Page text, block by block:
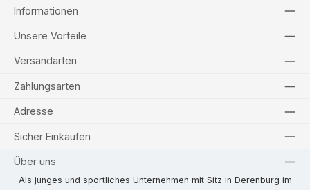
Informationen
Unsere Vorteile
Versandarten
Zahlungsarten
Adresse
Sicher Einkaufen
Über uns
Als junges und sportliches Unternehmen mit Sitz in Derenburg im